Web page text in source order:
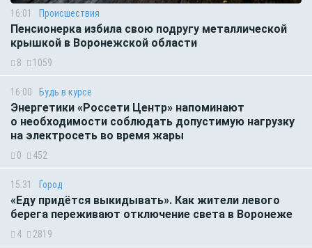
16:01 Происшествия
Пенсионерка избила свою подругу металлической
крышкой в Воронежской области
8 1059
16:00 Будь в курсе
Энергетики «Россети Центр» напоминают
о необходимости соблюдать допустимую нагрузку
на электросеть во время жары
0 452
15:31 Город
«Еду придётся выкидывать». Как жители левого
берега переживают отключение света в Воронеже
4 2819